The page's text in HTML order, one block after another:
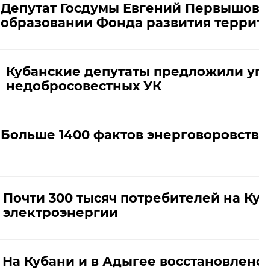
Депутат Госдумы Евгений
образовании Фонда развития
Кубанские депутаты предложили
недобросовестных УК
Больше 1400 фактов
Почти 300 тысяч потребителей на
электроэнергии
На Кубани и в Адыгее